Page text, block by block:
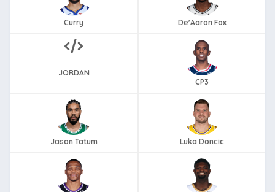
Curry De'Aaron Fox
JORDAN
CP3
Jason Tatum Luka Doncic